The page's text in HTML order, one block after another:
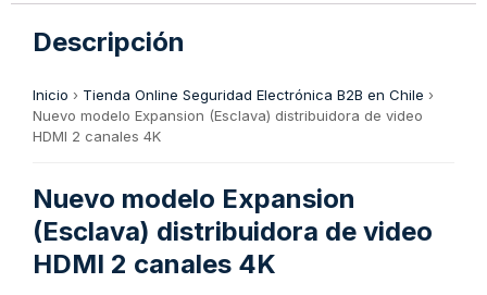
Descripción
Inicio › Tienda Online Seguridad Electrónica B2B en Chile ›
Nuevo modelo Expansion (Esclava) distribuidora de video
HDMI 2 canales 4K
Nuevo modelo Expansion
(Esclava) distribuidora de video
HDMI 2 canales 4K